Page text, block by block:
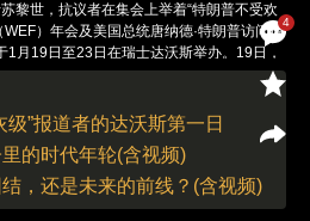
4
黎世，抗议者在集会上举着“特朗普不受欢
）年会及美国总统唐纳德·特朗普访问瑞
月19日至23日在瑞士达沃斯举办。19日，
特朗普访问的集会结束后，防暴警察与部分
体报道，警方动用了水炮和催泪瓦斯来驱散
论坛达沃斯年会开幕前后一系列抗议活动
名抗议者从库布利斯开始徒步跋涉两天前
球不平等，并强烈反对特朗普作为“史上最
年会。图：MICHAEL BUHOLZER／IC
级”报道者的达沃斯第一日
的时代年轮(含视频)
，还是未来的前线？(含视频)